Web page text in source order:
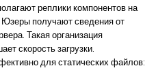
реплики компонентов на
получают сведения от
Такая организация
скорость загрузки.
для статических файлов: